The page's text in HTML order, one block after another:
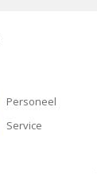
Personeel
Service